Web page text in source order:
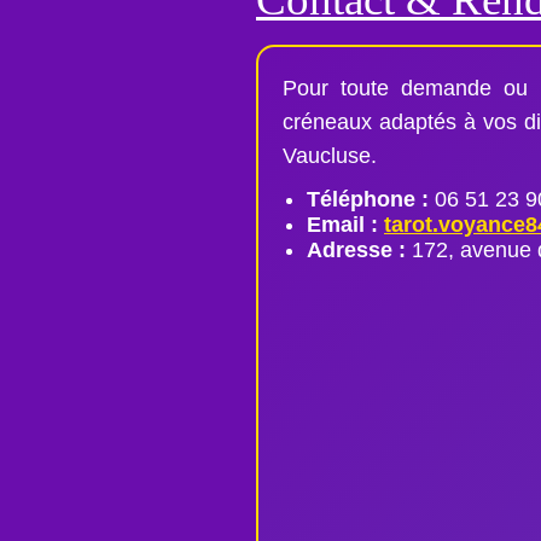
Pour toute demande ou
créneaux adaptés à vos
Vaucluse.
Téléphone : 06 51 23
Email :
Adresse : 172, avenue